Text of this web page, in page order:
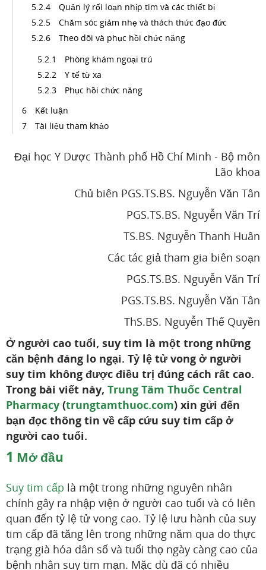
Quản lý rối loạn nhịp tim và các thiết bị
Chăm sóc giảm nhẹ và thách thức đạo đức
Theo dõi và phục hồi chức năng
Phòng khám ngoại trú
Y tế từ xa
Phục hồi chức năng
Kết luận
Tài liệu tham khảo
Đại học Y Dược Thành phố Hồ Chí Minh - Bộ môn
Lão khoa
Chủ biên PGS.TS.BS. Nguyễn Văn Tân
PGS.TS.BS. Nguyễn Văn Trí
TS.BS. Nguyễn Thanh Huân
Các tác giả tham gia biên soạn
PGS.TS.BS. Nguyễn Văn Trí
PGS.TS.BS. Nguyễn Văn Tân
ThS.BS. Nguyễn Thế Quyền
Ở người cao tuổi, suy tim là một trong những
căn bệnh đáng lo ngại. Tỷ lệ tử vong ở người
suy tim không được điều trị đúng cách rất cao.
Trong bài viết này, Trung Tâm Thuốc Central
Pharmacy (trungtamthuoc.com) xin gửi đến
bạn đọc thông tin về cấp cứu suy tim cấp ở
người cao tuổi.
1 Mở đầu
Suy tim cấp là một trong những nguyên nhân
chính gây ra nhập viện ở người cao tuổi và có liên
quan đến tỷ lệ tử vong cao. Tỷ lệ lưu hành của suy
tim cấp đã tăng lên trong những năm qua do thực
trạng già hóa dân số và tuổi thọ ngày càng cao của
bệnh nhân suy tim mạn. Mặc dù đã có nhiều